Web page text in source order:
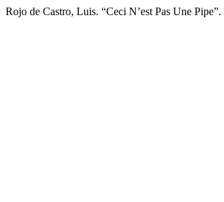
Rojo de Castro, Luis. “Ceci N’est Pas Une Pipe”.